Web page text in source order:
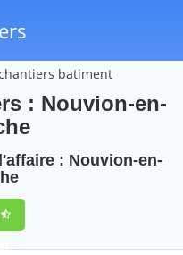
batiment
: Nouvion-en-
: Nouvion-en-
61